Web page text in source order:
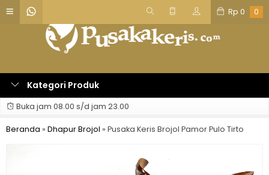
Rp 0 0
Kategori Produk
Buka jam 08.00 s/d jam 23.00
Beranda » Dhapur Brojol » Pusaka Keris Brojol Pamor Pulo Tirto